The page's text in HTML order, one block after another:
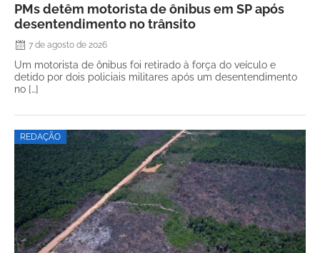
PMs detêm motorista de ônibus em SP após
desentendimento no trânsito
7 de agosto de 2026
Um motorista de ônibus foi retirado à força do veículo e
detido por dois policiais militares após um desentendimento
no […]
REDAÇÃO